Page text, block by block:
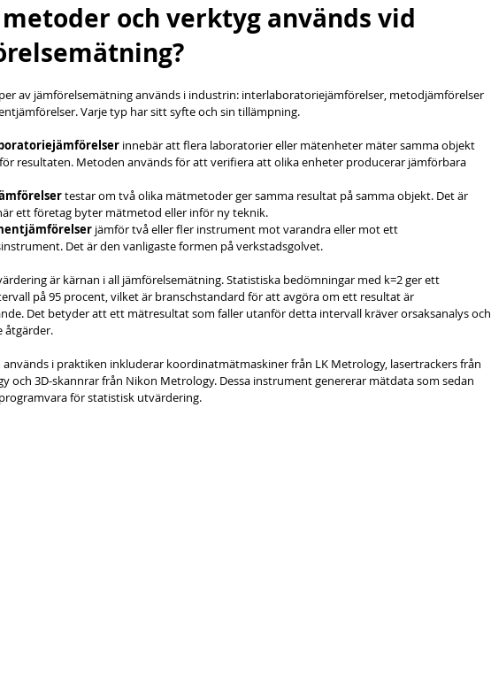
och verktyg används vid
av jämförelsemätning används i industrin: interlaboratoriejämförelser, metodjämförelser
Varje typ har sitt syfte och sin tillämpning.
innebär att flera laboratorier eller mätenheter mäter samma objekt
resultaten. Metoden används för att verifiera att olika enheter producerar jämförbara
testar om två olika mätmetoder ger samma resultat på samma objekt. Det är
ett företag byter mätmetod eller inför ny teknik.
jämför två eller fler instrument mot varandra eller mot ett
Det är den vanligaste formen på verkstadsgolvet.
är kärnan i all jämförelsemätning. Statistiska bedömningar med k=2 ger ett
på 95 procent, vilket är branschstandard för att avgöra om ett resultat är
Det betyder att ett mätresultat som faller utanför detta intervall kräver orsaksanalys och
åtgärder.
används i praktiken inkluderar koordinatmätmaskiner från LK Metrology, lasertrackers från
och 3D-skannrar från Nikon Metrology. Dessa instrument genererar mätdata som sedan
för statistisk utvärdering.